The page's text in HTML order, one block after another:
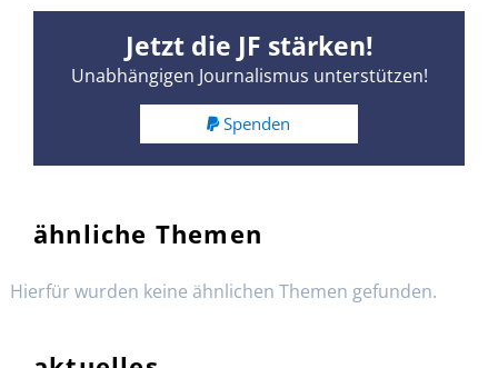
Jetzt die JF stärken!
Unabhängigen Journalismus unterstützen!
Spenden
ähnliche Themen
Hierfür wurden keine ähnlichen Themen gefunden.